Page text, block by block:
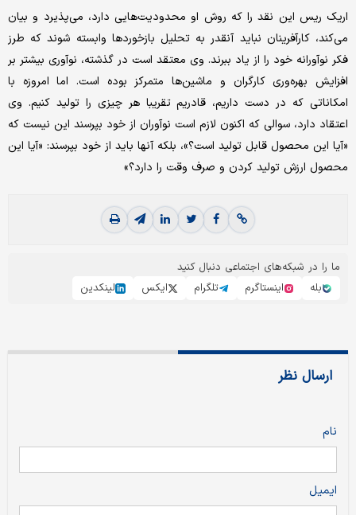
اریک ریس این نقد را که روش او محدودیت‌هایی دارد، می‌پذیرد و بیان
می‌کند، کارآفرینان نباید آنقدر به تحلیل بازخوردها وابسته شوند که طرز
فکر نوآورانه خود را از یاد ببرند. وی معتقد است در گذشته، نوآوری بیشتر بر
افزایش بهره‌وری کارگران و ماشین‌ها متمرکز بوده است. اما امروزه با
امکاناتی که در دست داریم، قادریم تقریبا هر چیزی را تولید کنیم. وی
اعتقاد دارد، سوالی که اکنون لازم است نوآوران از خود بپرسند این نیست که
«آیا این محصول قابل تولید است؟»، بلکه آنها باید از خود بپرسند: «آیا این
محصول ارزش تولید کردن و صرف وقت را دارد؟»
ما را در شبکه‌های اجتماعی دنبال کنید
بله
اینستاگرم تلگرام ایکس لینکدین
ارسال نظر
نام
ایمیل